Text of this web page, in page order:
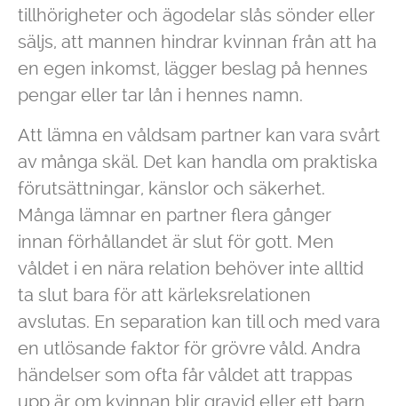
tillhörigheter och ägodelar slås sönder eller
säljs, att mannen hindrar kvinnan från att ha
en egen inkomst, lägger beslag på hennes
pengar eller tar lån i hennes namn.
Att lämna en våldsam partner kan vara svårt
av många skäl. Det kan handla om praktiska
förutsättningar, känslor och säkerhet.
Många lämnar en partner flera gånger
innan förhållandet är slut för gott. Men
våldet i en nära relation behöver inte alltid
ta slut bara för att kärleksrelationen
avslutas. En separation kan till och med vara
en utlösande faktor för grövre våld. Andra
händelser som ofta får våldet att trappas
upp är om kvinnan blir gravid eller ett barn